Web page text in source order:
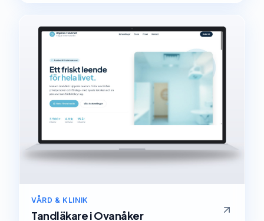
VÅRD & KLINIK
TandläkareiOvanåker